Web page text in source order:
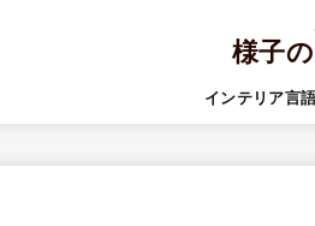
様子
インテリア言